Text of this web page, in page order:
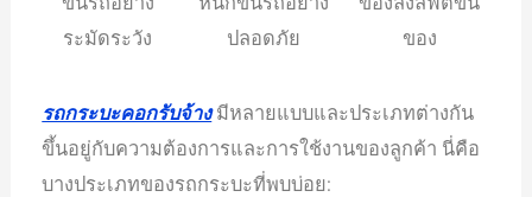
ระมัดระวัง
ปลอดภัย
ของ
รถกระบะคอกรับจ้างมีหลายแบบและประเภทต่างกัน
ขึ้นอยู่กับความต้องการและการใช้งานของลูกค้า นี่คือ
บางประเภทของรถกระบะที่พบบ่อย: